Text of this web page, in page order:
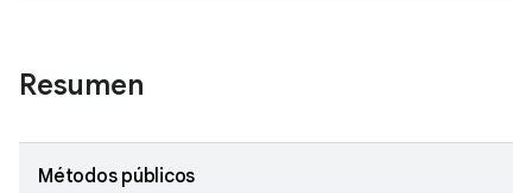
Resumen
Métodos públicos